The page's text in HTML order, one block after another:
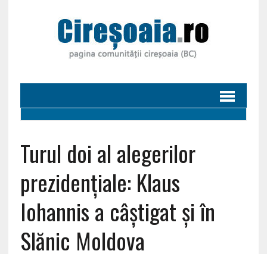
Turul doi al alegerilor
prezidențiale: Klaus
Iohannis a câștigat și în
Slănic Moldova